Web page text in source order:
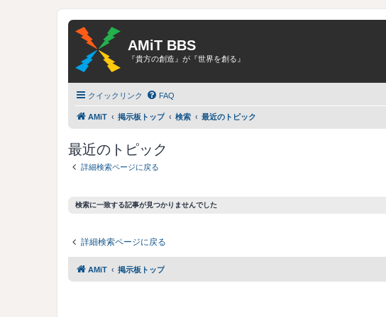
AMiT BBS
『貴方の創造』が『世界を創る』
クイックリンク FAQ
AMiT 掲示板トップ 検索 最近のトピック
最近のトピック
詳細検索ページに戻る
検索に一致する記事が見つかりませんでした
詳細検索ページに戻る
AMiT 掲示板トップ